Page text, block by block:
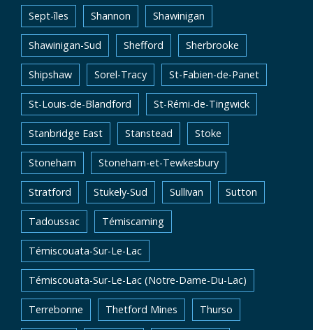
Sept-îles Shannon Shawinigan
Shawinigan-Sud Shefford Sherbrooke
Shipshaw Sorel-Tracy St-Fabien-de-Panet
St-Louis-de-Blandford St-Rémi-de-Tingwick
Stanbridge East Stanstead Stoke
Stoneham Stoneham-et-Tewkesbury
Stratford Stukely-Sud Sullivan Sutton
Tadoussac Témiscaming
Témiscouata-Sur-Le-Lac
Témiscouata-Sur-Le-Lac (Notre-Dame-Du-Lac)
Terrebonne Thetford Mines Thurso